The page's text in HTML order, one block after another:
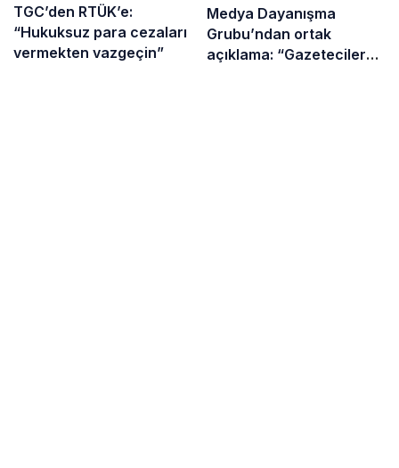
TGC’den RTÜK’e:
“Hukuksuz para cezaları
vermekten vazgeçin”
Medya Dayanışma
Grubu’ndan ortak
açıklama: “Gazetecilere